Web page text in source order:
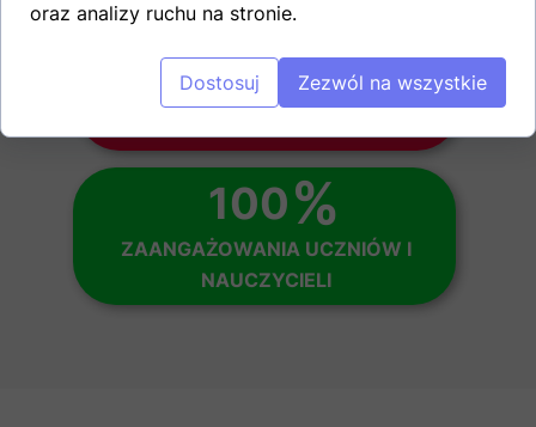
WYDARZEŃ SZKOLNYCH ROCZNIE
ZAANGAŻOWANIA UCZNIÓW I
NAUCZYCIELI
+
60
%
100
oraz analizy ruchu na stronie.
Dostosuj Zezwól na wszystkie